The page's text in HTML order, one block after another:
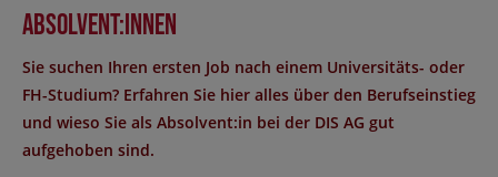
Absolvent:innen
Sie suchen Ihren ersten Job nach einem Universitäts- oder
FH-Studium? Erfahren Sie hier alles über den Berufseinstieg
und wieso Sie als Absolvent:in bei der DIS AG gut
aufgehoben sind.